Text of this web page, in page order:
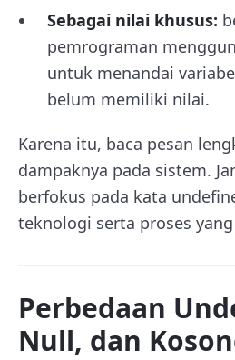
Sebagai nilai khusus:
pemrograman
untuk menandai
belum memiliki nilai.
Karena itu, baca pesan
dampaknya pada sistem.
berfokus pada kata
teknologi serta proses
Perbedaan
Null, dan